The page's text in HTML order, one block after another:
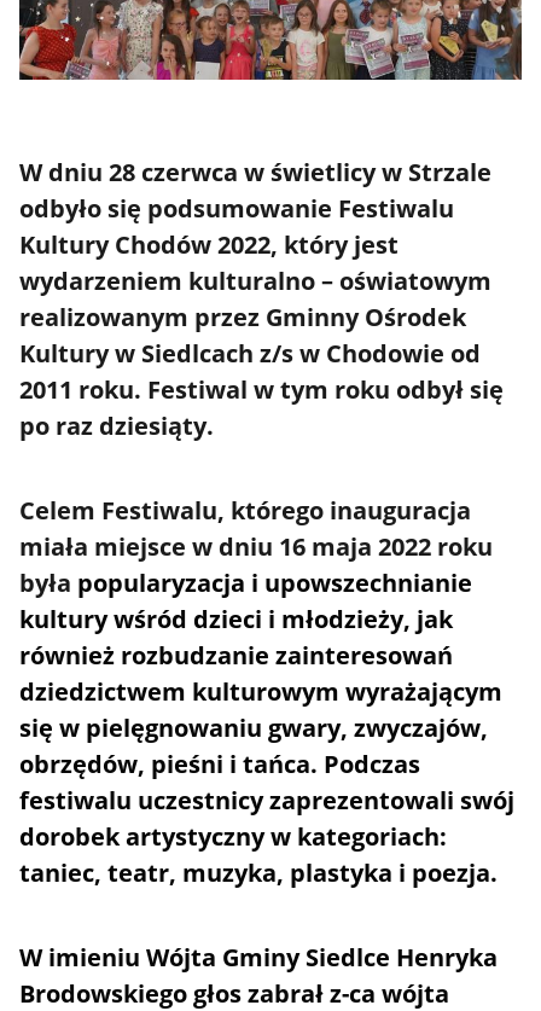
W dniu 28 czerwca w świetlicy w Strzale
odbyło się podsumowanie Festiwalu
Kultury Chodów 2022, który jest
wydarzeniem kulturalno – oświatowym
realizowanym przez Gminny Ośrodek
Kultury w Siedlcach z/s w Chodowie od
2011 roku. Festiwal w tym roku odbył się
po raz dziesiąty.
Celem Festiwalu, którego inauguracja
miała miejsce w dniu 16 maja 2022 roku
była popularyzacja i upowszechnianie
kultury wśród dzieci i młodzieży, jak
również rozbudzanie zainteresowań
dziedzictwem kulturowym wyrażającym
się w pielęgnowaniu gwary, zwyczajów,
obrzędów, pieśni i tańca. Podczas
festiwalu uczestnicy zaprezentowali swój
dorobek artystyczny w kategoriach:
taniec, teatr, muzyka, plastyka i poezja.
W imieniu Wójta Gminy Siedlce Henryka
Brodowskiego głos zabrał z-ca wójta